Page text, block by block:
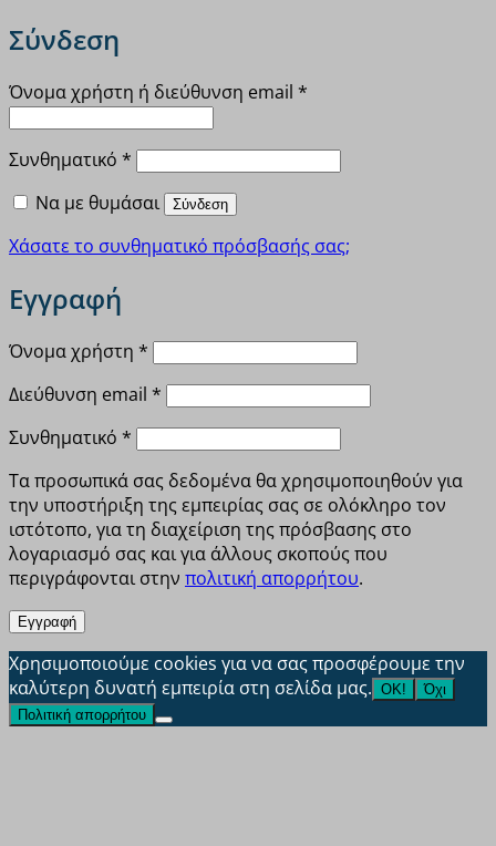
Σύνδεση
Όνομα χρήστη ή διεύθυνση email *
Συνθηματικό * Απαιτείται
Να με θυμάσαι
Σύνδεση
Χάσατε το συνθηματικό πρόσβασής σας;
Εγγραφή
Όνομα χρήστη * Απαιτείται
Διεύθυνση email * Απαιτείται
Συνθηματικό * Απαιτείται
Τα προσωπικά σας δεδομένα θα χρησιμοποιηθούν για
την υποστήριξη της εμπειρίας σας σε ολόκληρο τον
ιστότοπο, για τη διαχείριση της πρόσβασης στο
λογαριασμό σας και για άλλους σκοπούς που
περιγράφονται στην πολιτική απορρήτου.
Εγγραφή
Χρησιμοποιούμε cookies για να σας προσφέρουμε την
καλύτερη δυνατή εμπειρία στη σελίδα μας. ΟΚ!
Όχι
Πολιτική απορρήτου